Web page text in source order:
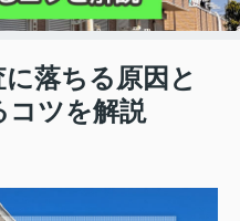
落ちる原因と
コツを解説